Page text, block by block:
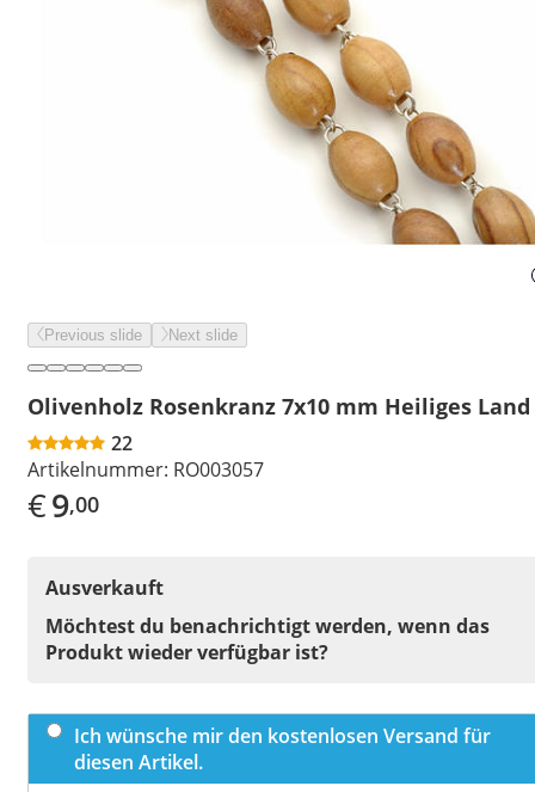
Previous slide Next slide
Olivenholz Rosenkranz 7x10 mm Heiliges Land
22
Artikelnummer: RO003057
€9,00
Ausverkauft
Möchtest du benachrichtigt werden, wenn das
Produkt wieder verfügbar ist?
Ich wünsche mir den kostenlosen Versand für
diesen Artikel.